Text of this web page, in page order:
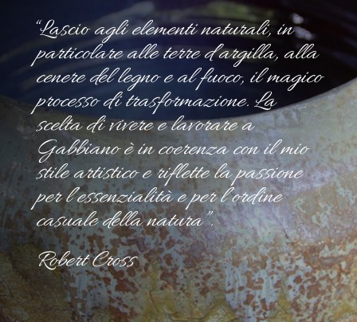
“Lascioagli elementi naturali, in
particolare alle terre d’argilla, alla
cenere del legno e al fuoco, il magico
processo di trasformazione.La
scelta di vivere e lavorare a
Gabbiano è in coerenza con il mio
stile artistico e riflette la passione
per l’essenzialità e per l’ordine
casuale della natura”.
Robert Cross